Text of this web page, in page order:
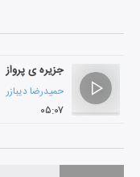
جزیره ی پرواز
حمیدرضا دیبازر
۰۵:۰۷